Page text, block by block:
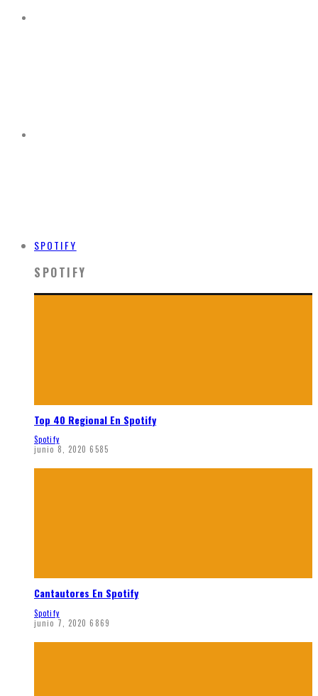
SPOTIFY
SPOTIFY
Top 40 Regional En Spotify
Spotify
junio 8, 2020 6585
Cantautores En Spotify
Spotify
junio 7, 2020 6869